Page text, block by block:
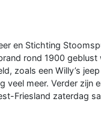
en Stichting
rond 1900
zoals een Willy’s
veel meer. Verder zijn
Friesland zaterdag